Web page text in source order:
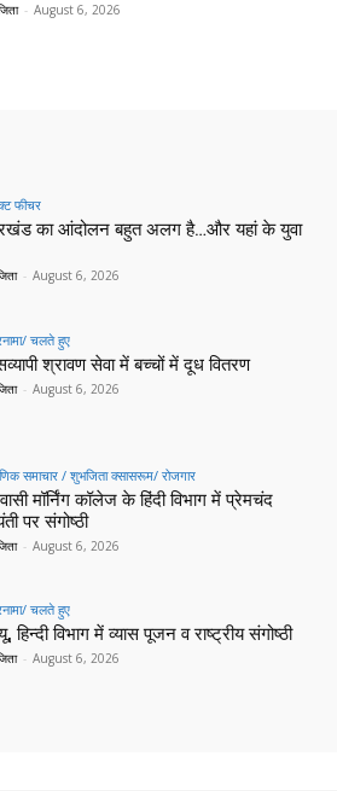
- August 6, 2026
फीचर
का आंदोलन बहुत अलग है…और यहां के युवा
- August 6, 2026
चलते हुए
श्रावण सेवा में बच्चों में दूध वितरण
- August 6, 2026
समाचार / शुभजिता क्सासरूम/ रोजगार
मॉर्निंग कॉलेज के हिंदी विभाग में प्रेमचंद
पर संगोष्ठी
- August 6, 2026
चलते हुए
हिन्दी विभाग में व्यास पूजन व राष्ट्रीय संगोष्ठी
- August 6, 2026